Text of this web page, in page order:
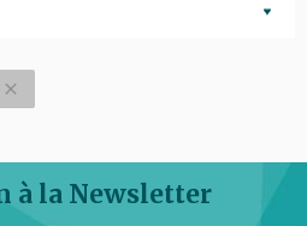
close
à la Newsletter